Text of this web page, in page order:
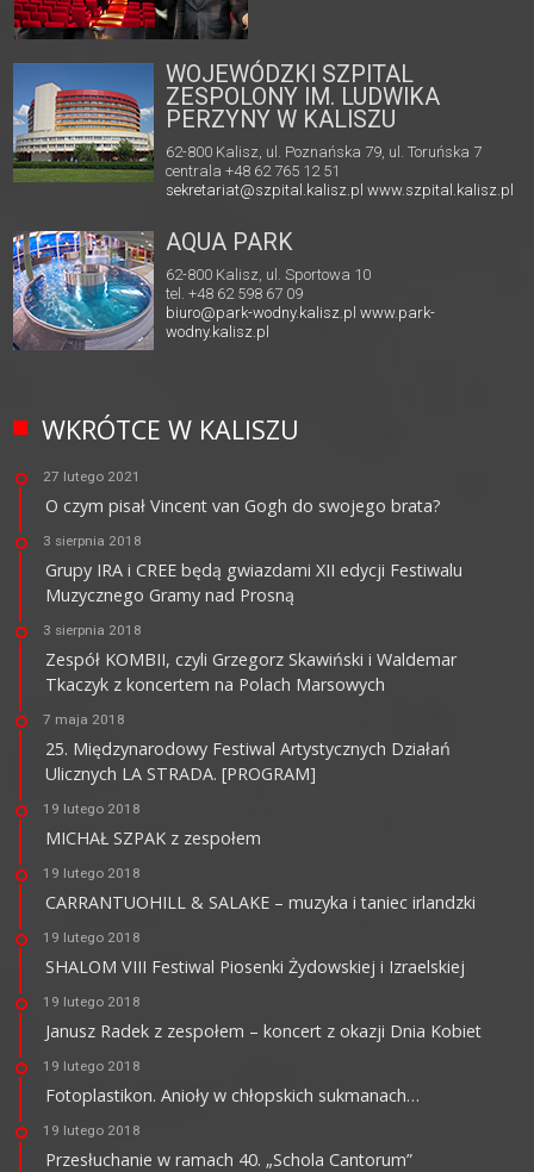
WOJEWÓDZKI SZPITAL
ZESPOLONY IM. LUDWIKA
PERZYNY W KALISZU
62-800 Kalisz, ul. Poznańska 79, ul. Toruńska 7
centrala +48 62 765 12 51
sekretariat@szpital.kalisz.pl www.szpital.kalisz.pl
AQUA PARK
62-800 Kalisz, ul. Sportowa 10
tel. +48 62 598 67 09
biuro@park-wodny.kalisz.pl www.park-
wodny.kalisz.pl
WKRÓTCE W KALISZU
27 lutego 2021
O czym pisał Vincent van Gogh do swojego brata?
3 sierpnia 2018
Grupy IRA i CREE będą gwiazdami XII edycji Festiwalu
Muzycznego Gramy nad Prosną
3 sierpnia 2018
Zespół KOMBII, czyli Grzegorz Skawiński i Waldemar
Tkaczyk z koncertem na Polach Marsowych
7 maja 2018
25. Międzynarodowy Festiwal Artystycznych Działań
Ulicznych LA STRADA. [PROGRAM]
19 lutego 2018
MICHAŁ SZPAK z zespołem
19 lutego 2018
CARRANTUOHILL & SALAKE – muzyka i taniec irlandzki
19 lutego 2018
SHALOM VIII Festiwal Piosenki Żydowskiej i Izraelskiej
19 lutego 2018
Janusz Radek z zespołem – koncert z okazji Dnia Kobiet
19 lutego 2018
Fotoplastikon. Anioły w chłopskich sukmanach…
19 lutego 2018
Przesłuchanie w ramach 40. „Schola Cantorum”